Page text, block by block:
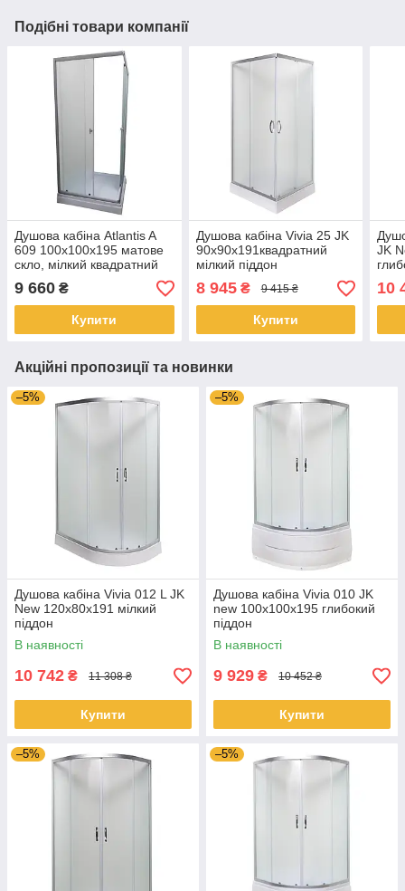
Подібні товари компанії
Душова кабіна Atlantis A
609 100x100x195 матове
скло, мілкий квадратний
піддон
9 660 ₴
Купити
Душова кабіна Vivia 25 JK
90x90x191квадратний
мілкий піддон
8 945₴ 9 415 ₴
Купити
JK
10
Акційні пропозиції та новинки
–5%
Душова кабіна Vivia 012 L JK
New 120x80x191 мілкий
піддон
В наявності
10 742 ₴ 11 308 ₴
Купити
–5%
Душова кабіна Vivia 010 JK
new 100x100x195 глибокий
піддон
В наявності
9 929 ₴ 10 452 ₴
Купити
–5% –5%